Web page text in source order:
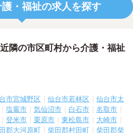
・福祉の求人を探す
隣の市区町村から介護・福祉
市宮城野区 仙台市若林区
仙台市太
塩竈市 気仙沼市 白石市
名取市
登米市 栗原市 東松島市
大崎市
郡大河原町 柴田郡村田町 柴田郡柴